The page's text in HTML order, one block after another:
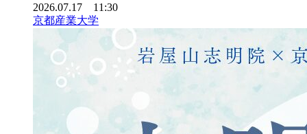
2026.07.17 11:30
京都産業大学